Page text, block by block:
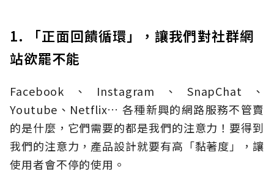
1. 「正面回饋循環」，讓我們對社群網
站欲罷不能
Facebook、Instagram、SnapChat、
Youtube、Netflix… 各種新興的網路服務不管賣
的是什麼，它們需要的都是我們的注意力！要得到
我們的注意力，產品設計就要有高「黏著度」，讓
使用者會不停的使用。